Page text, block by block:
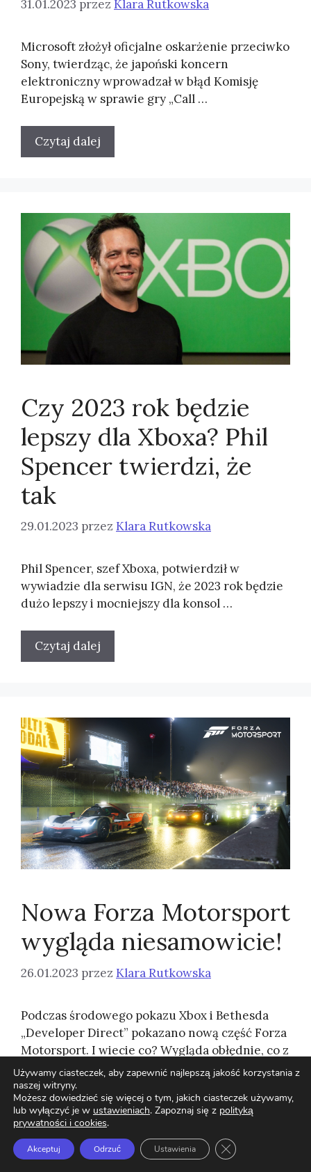
31.01.2023 przez Klara Rutkowska
Microsoft złożył oficjalne oskarżenie przeciwko
Sony, twierdząc, że japoński koncern
elektroniczny wprowadzał w błąd Komisję
Europejską w sprawie gry „Call …
Czytaj dalej
Czy 2023 rok będzie
lepszy dla Xboxa? Phil
Spencer twierdzi, że
tak
29.01.2023 przez Klara Rutkowska
Phil Spencer, szef Xboxa, potwierdził w
wywiadzie dla serwisu IGN, że 2023 rok będzie
dużo lepszy i mocniejszy dla konsol …
Czytaj dalej
Nowa Forza Motorsport
wygląda niesamowicie!
26.01.2023 przez Klara Rutkowska
Podczas środowego pokazu Xbox i Bethesda
„Developer Direct” pokazano nową część Forza
Motorsport. I wiecie co? Wygląda obłędnie, co z
…
Czytaj dalej
Używamy ciasteczek, aby zapewnić najlepszą jakość korzystania z
naszej witryny.
Możesz dowiedzieć się więcej o tym, jakich ciasteczek używamy,
lub wyłączyć je w ustawieniach. Zapoznaj się z polityką
prywatności i cookies.
Akceptuj Odrzuć Ustawienia Zamknij panel